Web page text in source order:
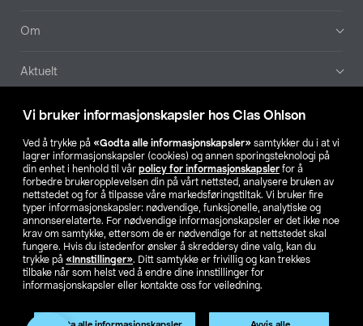
Vi bruker informasjonskapsler hos Clas Ohlson
Ved å trykke på «Godta alle informasjonskapsler» samtykker du i at vi
lagrer informasjonskapsler (cookies) og annen sporingsteknologi på
din enhet i henhold til vår policy for informasjonskapsler for å
forbedre brukeropplevelsen din på vårt nettsted, analysere bruken av
nettstedet og for å tilpasse våre markedsføringstiltak. Vi bruker fire
typer informasjonskapsler: nødvendige, funksjonelle, analytiske og
annonserelaterte. For nødvendige informasjonskapsler er det ikke noe
krav om samtykke, ettersom de er nødvendige for at nettstedet skal
fungere. Hvis du istedenfor ønsker å skreddersy dine valg, kan du
trykke på «Innstillinger». Ditt samtykke er frivillig og kan trekkes
tilbake når som helst ved å endre dine innstillinger for
informasjonskapsler eller kontakte oss for veiledning.
Produktet har utgått
Om
Aktuelt
Våre selskaper
Finn din butikk
SE NO FI
Endre til priser ekskl. moms